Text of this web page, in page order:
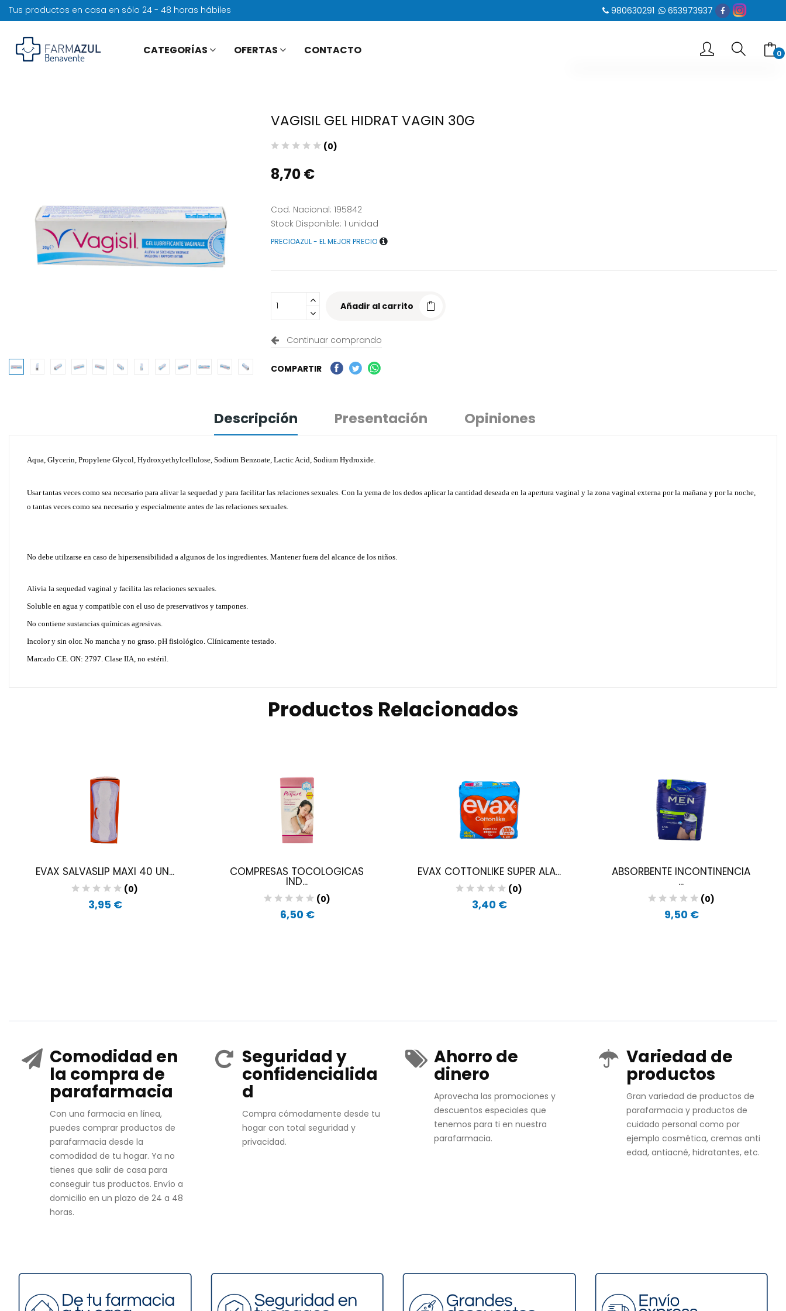
Tus productos en casa en sólo 24 - 48 horas hábiles 980630291 653973937
CATEGORÍAS OFERTAS CONTACTO 0
VAGISIL GEL HIDRAT VAGIN 30G
(0)
8,70 €
Cod. Nacional: 195842
Stock Disponible: 1 unidad
PRECIOAZUL - EL MEJOR PRECIO
Añadir al carrito
Continuar comprando
COMPARTIR
Descripción Presentación Opiniones
Aqua, Glycerin, Propylene Glycol, Hydroxyethylcellulose, Sodium Benzoate, Lactic Acid, Sodium Hydroxide.
Usar tantas veces como sea necesario para alivar la sequedad y para facilitar las relaciones sexuales. Con la yema de los dedos aplicar la cantidad deseada en la apertura vaginal y la zona vaginal externa por la mañana y por la noche,
o tantas veces como sea necesario y especialmente antes de las relaciones sexuales.
No debe utilzarse en caso de hipersensibilidad a algunos de los ingredientes. Mantener fuera del alcance de los niños.
Alivia la sequedad vaginal y facilita las relaciones sexuales.
Soluble en agua y compatible con el uso de preservativos y tampones.
No contiene sustancias químicas agresivas.
Incolor y sin olor. No mancha y no graso. pH fisiológico. Clínicamente testado.
Marcado CE. ON: 2797. Clase IIA, no estéril.
Productos Relacionados
EVAX SALVASLIP MAXI 40 UN...
(0)
3,95 €
COMPRESAS TOCOLOGICAS
IND...
(0)
6,50 €
EVAX COTTONLIKE SUPER ALA...
(0)
3,40 €
ABSORBENTE INCONTINENCIA
...
(0)
9,50 €
Comodidad en
la compra de
parafarmacia
Con una farmacia en línea,
puedes comprar productos de
parafarmacia desde la
comodidad de tu hogar. Ya no
tienes que salir de casa para
conseguir tus productos. Envío a
domicilio en un plazo de 24 a 48
horas.
Seguridad y
confidencialida
d
Compra cómodamente desde tu
hogar con total seguridad y
privacidad.
Ahorro de
dinero
Aprovecha las promociones y
descuentos especiales que
tenemos para ti en nuestra
parafarmacia.
Variedad de
productos
Gran variedad de productos de
parafarmacia y productos de
cuidado personal como por
ejemplo cosmética, cremas anti
edad, antiacné, hidratantes, etc.